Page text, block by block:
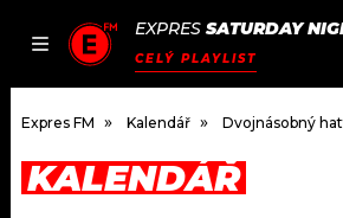
EXPRES SATURDAY
CELÝ PLAYLIST
DOMŮ
Expres FM Kalendář Dvojnásobný hattrick na Grammy: Den, kdy Adele
KALENDÁŘ